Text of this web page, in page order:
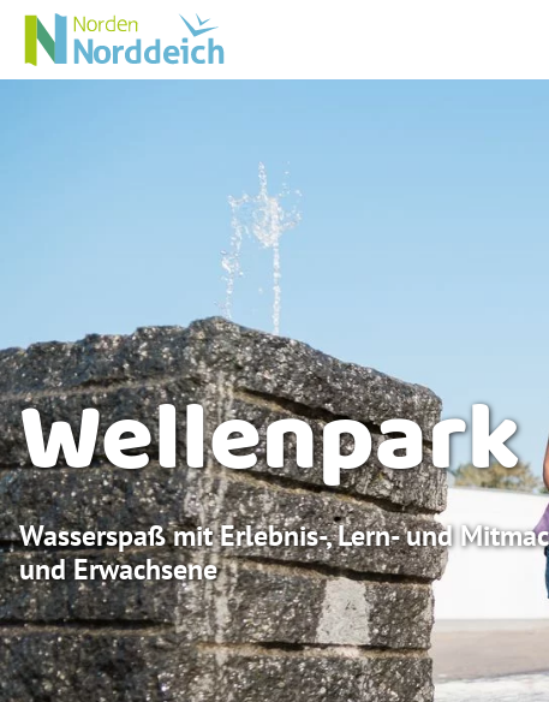
Wellenpark
Wasserspaß mit Erlebnis-, Lern- und
und Erwachsene